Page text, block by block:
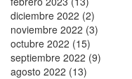
diciembre 2022 (2)
noviembre 2022 (3)
octubre 2022 (15)
septiembre 2022 (9)
agosto 2022 (13)